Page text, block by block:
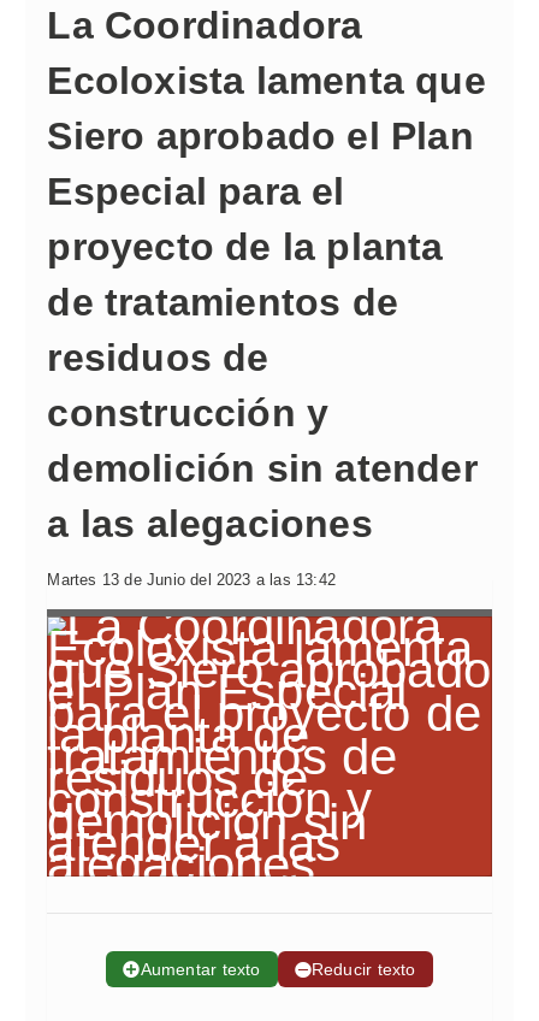
La Coordinadora
Ecoloxista lamenta que
Siero aprobado el Plan
Especial para el
proyecto de la planta
de tratamientos de
residuos de
construcción y
demolición sin atender
a las alegaciones
Martes 13 de Junio del 2023 a las 13:42
➕Aumentar texto ➖Reducir texto